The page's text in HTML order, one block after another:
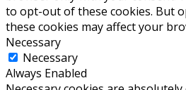
to opt-out of these cookies. But
these cookies may affect your
Necessary
Necessary
Always Enabled